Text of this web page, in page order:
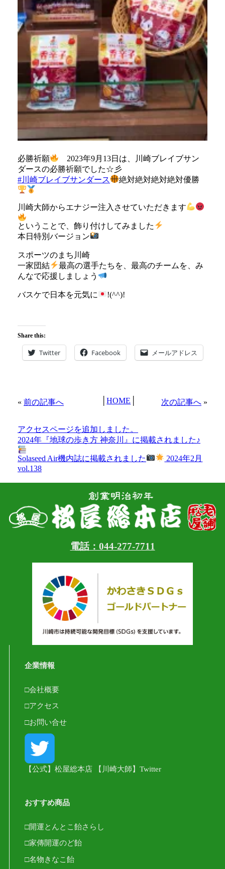
必勝祈願
2023年9月13日は、川崎ブレイブサン
ダースの必勝祈願でした☆彡
#川崎ブレイブサンダース
絶対絶対絶対絶対優勝
川崎大師からエナジー注入させていただきます
ということで、飾り付けしてみました
本日特別バージョン
スポーツのまち川崎
一家団結
最高の選手たちを、最高のチームを、み
んなで応援しましょう
バスケで日本を元気に !(^^)!
Share this:
Twitter Facebook メールアドレス
« 前の記事へ │HOME 次の記事へ »
アクセスページを追加しました。
2024年『地球の歩き方 神奈川』に掲載されました♪
Solaseed Air機内誌に掲載されました
2024年2月
vol.138
電話：044-277-7711
企業情報
□会社概要
□アクセス
□お問い合せ
【公式】松屋総本店 【川崎大師】Twitter
おすすめ商品
□開運とんとこ飴さらし
□家傳開運のど飴
□名物きなこ飴